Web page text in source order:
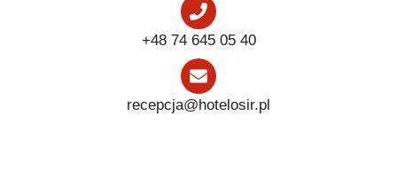
+48 74 645 05 40
recepcja@hotelosir.pl